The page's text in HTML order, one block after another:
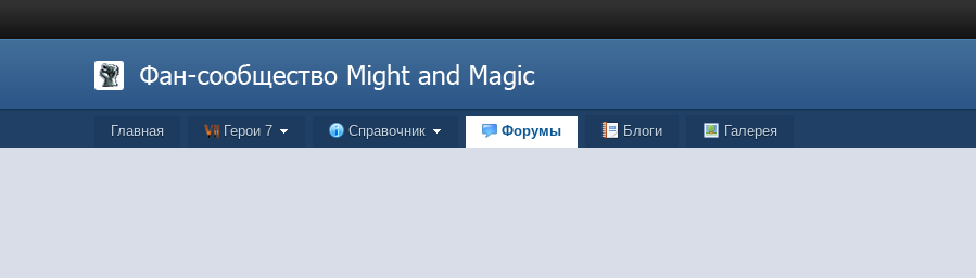
Главная Герои 7 Справочник Форумы Блоги Галерея